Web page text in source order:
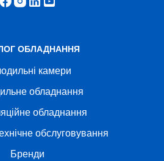
ОБЛАДНАННЯ
камери
обладнання
обладнання
обслуговування
Бренди